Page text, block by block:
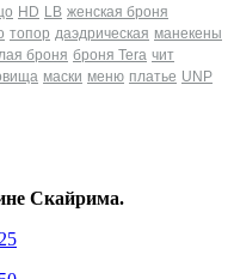
HD LB женская броня
топор даэдрическая манекены
броня броня Tera чит
маски меню платье UNP
Скайрима.